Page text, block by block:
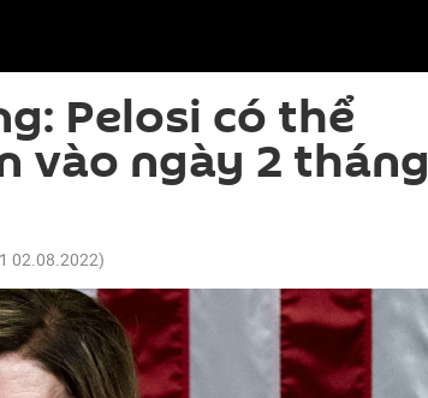
Pelosi có thể
vào ngày 2 tháng
02.08.2022)